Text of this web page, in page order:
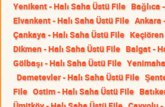
Yenikent - Halı Saha Üstü File Bağlıca
Elvankent - Halı Saha Üstü File Ankara
Çankaya - Halı Saha Üstü File Keçiören
Dikmen - Halı Saha Üstü File Balgat -
Gölbaşı - Halı Saha Üstü File
Demetevler - Halı Saha Üstü File
File Ostim - Halı Saha Üstü File